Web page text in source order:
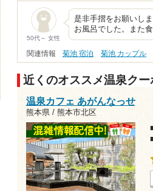
50代～ 女性
是非手摺をお願いし
お風呂でした。また
関連情報 菊池 宿泊 菊池 カップル
近くのオススメ温泉クー
温泉カフェ あがんなっせ
熊本県 / 熊本市北区